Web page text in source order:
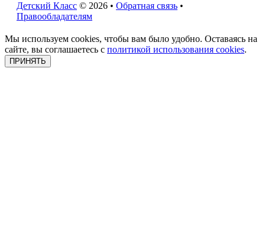
Детский Класс © 2026 • Обратная связь •
Правообладателям
Мы используем cookies, чтобы вам было удобно. Оставаясь на
сайте, вы соглашаетесь с политикой использования cookies.
ПРИНЯТЬ